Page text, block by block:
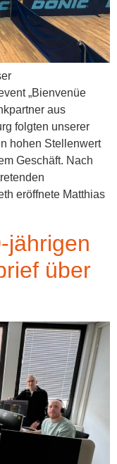
„Bienvenüe
aus
folgten unserer
hohen Stellenwert
Geschäft. Nach
eröffnete Matthias
jährigen
über